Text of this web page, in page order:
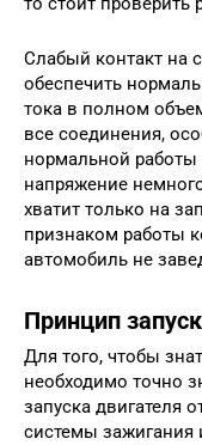
Слабый контакт на
обеспечить
тока в полном
все соединения,
нормальной работы
напряжение
хватит только на
признаком работы
автомобиль не
Принцип
Для того, чтобы
необходимо точно
запуска двигателя
системы